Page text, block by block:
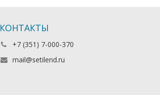
КОНТАКТЫ
+7 (351) 7-000-370
mail@setilend.ru